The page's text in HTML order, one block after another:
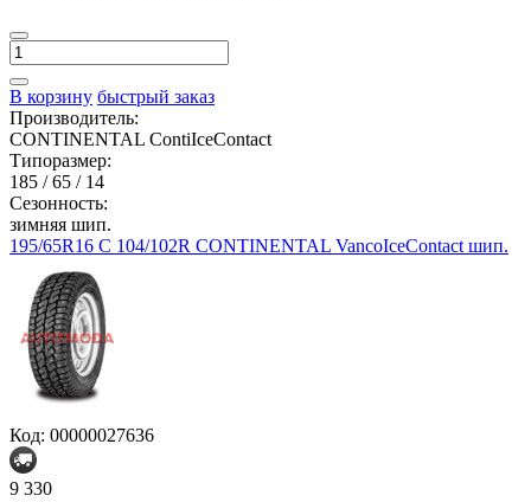
В корзину быстрый заказ
Производитель:
CONTINENTAL ContiIceContact
Типоразмер:
185 / 65 / 14
Сезонность:
зимняя шип.
195/65R16 C 104/102R CONTINENTAL VancoIceContact шип.
Код: 00000027636
9 330